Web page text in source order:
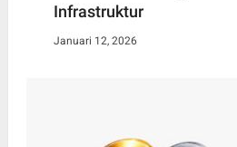
Infrastruktur
Januari 12, 2026